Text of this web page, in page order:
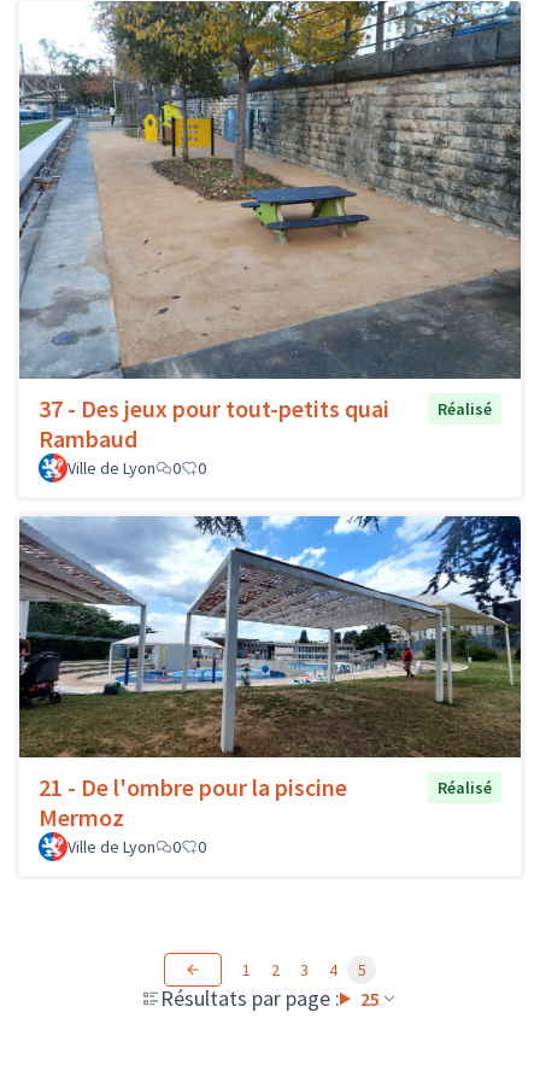
37 - Des jeux pour tout-petits quai
Rambaud
Réalisé
Ville de Lyon 0 0
21 - De l'ombre pour la piscine
Mermoz
Réalisé
Ville de Lyon 0 0
Résultats par page : 25
1 2 3 4 5